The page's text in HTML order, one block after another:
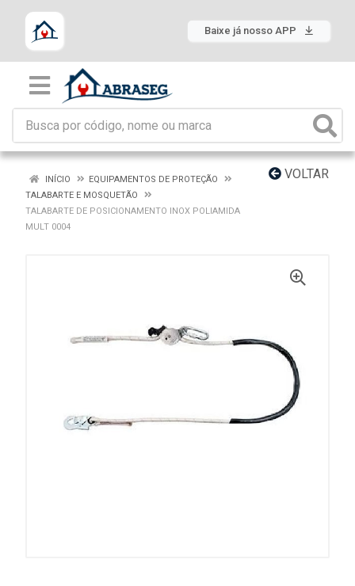
Baixe já nosso APP
VOLTAR
INÍCIO
EQUIPAMENTOS DE PROTEÇÃO
TALABARTE E MOSQUETÃO
TALABARTE DE POSICIONAMENTO INOX POLIAMIDA
MULT 0004